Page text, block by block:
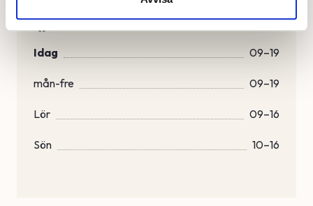
Idag 09–19
mån-fre 09–19
Lör 09–16
Sön 10–16